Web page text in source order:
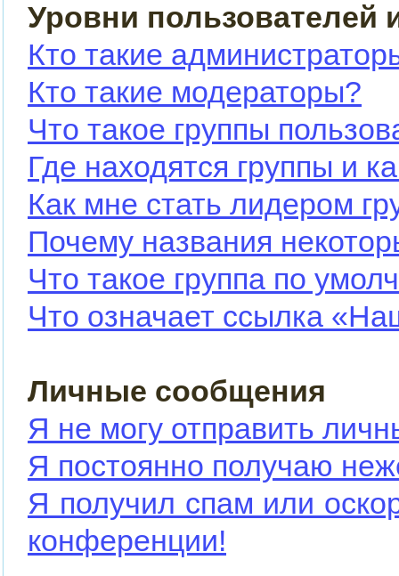
Уровни пользователей
Кто такие
Кто такие модераторы?
Что такое группы
Где находятся группы и
Как мне стать лидером
Почему названия
Что такое группа по
Что означает ссылка
Личные сообщения
Я не могу отправить
Я постоянно получаю
Я получил спам или
конференции!